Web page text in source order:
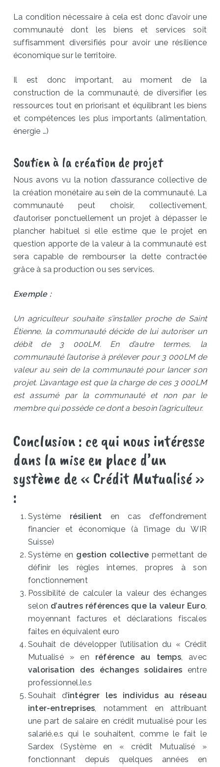
La condition nécessaire à cela est donc d’avoir une
communauté dont les biens et services soit
suffisamment diversifiés pour avoir une résilience
économique sur le territoire.
Il est donc important, au moment de la
construction de la communauté, de diversifier les
ressources tout en priorisant et équilibrant les biens
et compétences les plus importants (alimentation,
énergie …)
Soutien à la création de projet
Nous avons vu la notion d’assurance collective de
la création monétaire au sein de la communauté. La
communauté peut choisir, collectivement,
d’autoriser ponctuellement un projet à dépasser le
plancher habituel si elle estime que le projet en
question apporte de la valeur à la communauté est
sera capable de rembourser la dette contractée
grâce à sa production ou ses services.
Exemple :
Un agriculteur souhaite s’installer proche de Saint
Étienne, la communauté décide de lui autoriser un
débit de 3 000LM. En d’autre termes, la
communauté l’autorise à prélever pour 3 000LM de
valeur au sein de la communauté pour lancer son
projet. L’avantage est que la charge de ces 3 000LM
est assumé par la communauté et non par le
membre qui possède ce dont a besoin l’agriculteur.
Conclusion : ce qui nous intéresse
dans la mise en place d’un
système de « Crédit Mutualisé »
:
Système résilient en cas d’effondrement
financier et économique (à l’image du WIR
Suisse)
Système en gestion collective permettant de
définir les règles internes, propres à son
fonctionnement
Possibilité de calculer la valeur des échanges
selon d’autres références que la valeur Euro,
moyennant factures et déclarations fiscales
faites en équivalent euro
Souhait de développer l’utilisation du « Crédit
Mutualisé » en référence au temps, avec
valorisation des échanges solidaires entre
professionnel.le.s
Souhait d’intégrer les individus au réseau
inter-entreprises, notamment en attribuant
une part de salaire en crédit mutualisé pour les
salarié.e.s qui le souhaitent, comme le fait le
Sardex (Système en « crédit Mutualisé »
fonctionnant depuis quelques années en